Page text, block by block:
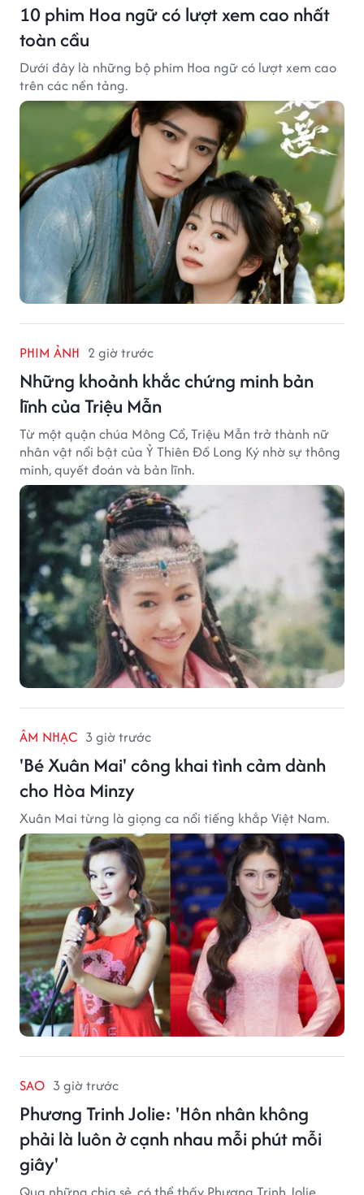
10 phim Hoa ngữ có lượt xem cao nhất
toàn cầu
Dưới đây là những bộ phim Hoa ngữ có lượt xem cao
trên các nền tảng.
PHIM ẢNH 2 giờ trước
Những khoảnh khắc chứng minh bản
lĩnh của Triệu Mẫn
Từ một quận chúa Mông Cổ, Triệu Mẫn trở thành nữ
nhân vật nổi bật của Ỷ Thiên Đồ Long Ký nhờ sự thông
minh, quyết đoán và bản lĩnh.
ÂM NHẠC 3 giờ trước
'Bé Xuân Mai' công khai tình cảm dành
cho Hòa Minzy
Xuân Mai từng là giọng ca nổi tiếng khắp Việt Nam.
SAO 3 giờ trước
Phương Trinh Jolie: 'Hôn nhân không
phải là luôn ở cạnh nhau mỗi phút mỗi
giây'